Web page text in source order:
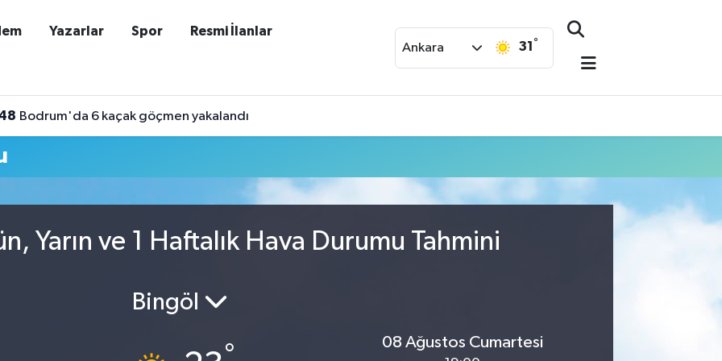
Yazarlar Spor Resmi İlanlar
Ankara 31 °
Bodrum'da 6 kaçak göçmen yakalandı
Yarın ve 1 Haftalık Hava Durumu Tahmini
Bingöl
°
08 Ağustos Cumartesi